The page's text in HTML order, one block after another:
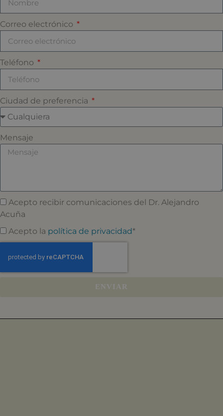
Correo electrónico
Teléfono
Ciudad de preferencia
Mensaje
Acepto recibir comunicaciones del Dr. Alejandro
Acuña
Acepto la política de privacidad*
ENVIAR